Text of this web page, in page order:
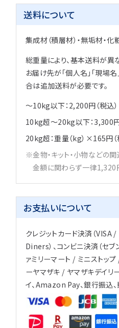
送料について
集成材（積層材）・無垢材・
総重量により、基本送料が異
お届け先が「個人名」「現場名
合は追加送料が必要です。
～10kg以下：2,200円（税込）
10kg超～20kg以下：3,300円
20kg超：重量（kg）×165円（
金物・キット・小物などの
金額に関わらず一律1,320円
お支払いについて
クレジットカード決済（
Diners）、コンビニ決済（セ
ァミリーマート / ミニストッ
ーヤマザキ / ヤマザキデイリ
イ、Amazon Pay、銀行振込